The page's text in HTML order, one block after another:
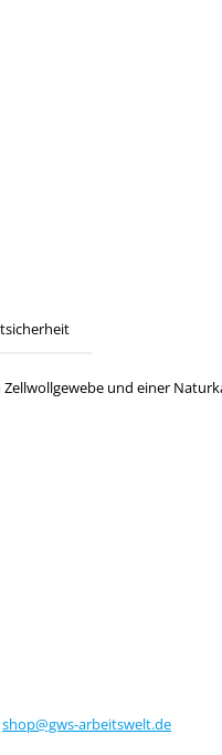
und einer
shop@gws-arbeitswelt.de